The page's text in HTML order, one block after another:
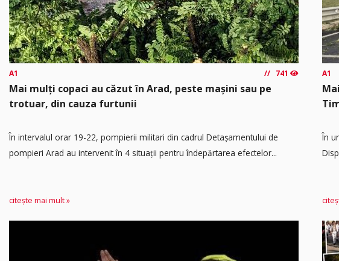
A1 741
Mai mulți copaci au căzut în Arad, peste mașini sau pe
trotuar, din cauza furtunii
În intervalul orar 19-22, pompierii militari din cadrul Detașamentului de
pompieri Arad au intervenit în 4 situații pentru îndepărtarea efectelor...
citește mai mult »
A1
În